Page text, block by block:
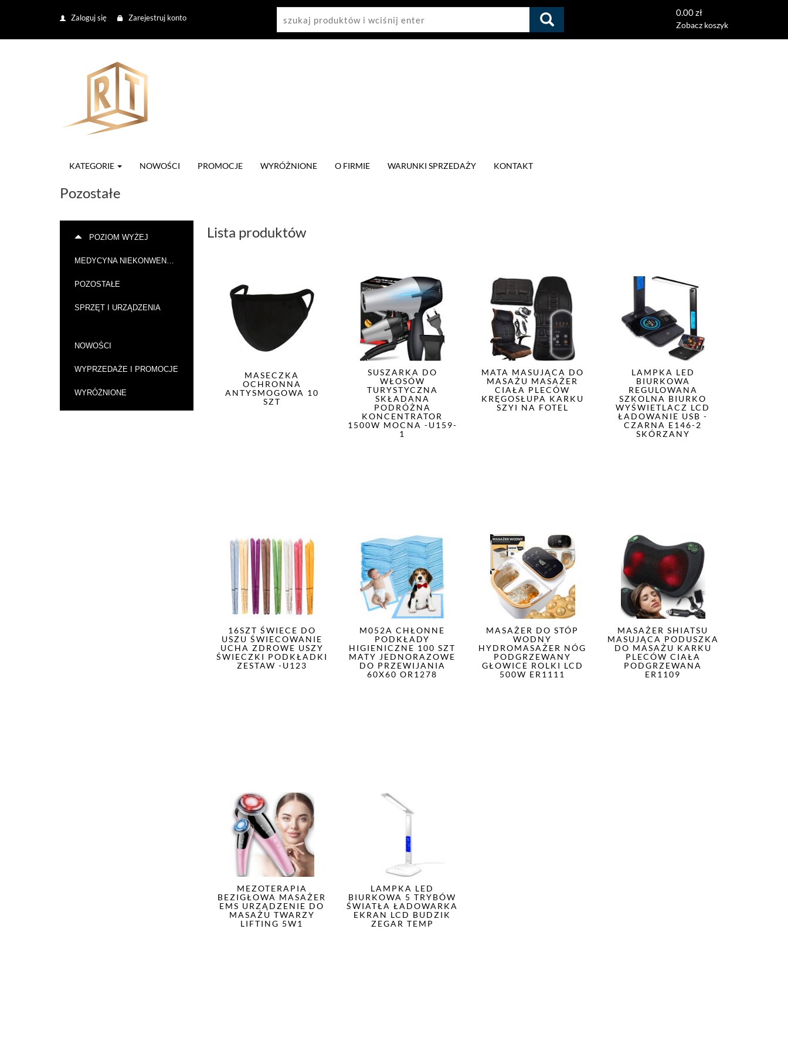
Zaloguj się Zarejestruj konto 0.00 zł
Zobacz koszyk
KATEGORIE NOWOŚCI PROMOCJE WYRÓŻNIONE O FIRMIE WARUNKI SPRZEDAŻY KONTAKT
Pozostałe
POZIOM WYŻEJ
MEDYCYNA NIEKONWENCJONALNA
POZOSTAŁE
SPRZĘT I URZĄDZENIA
NOWOŚCI
WYPRZEDAŻE I PROMOCJE
WYRÓŻNIONE
Lista produktów
MASECZKA
OCHRONNA
ANTYSMOGOWA 10
SZT
SUSZARKA DO
WŁOSÓW
TURYSTYCZNA
SKŁADANA
PODRÓŻNA
KONCENTRATOR
1500W MOCNA -U159-
1
MATA MASUJĄCA DO
MASAŻU MASAŻER
CIAŁA PLECÓW
KRĘGOSŁUPA KARKU
SZYI NA FOTEL
LAMPKA LED
BIURKOWA
REGULOWANA
SZKOLNA BIURKO
WYŚWIETLACZ LCD
ŁADOWANIE USB -
CZARNA E146-2
SKÓRZANY
16SZT ŚWIECE DO
USZU ŚWIECOWANIE
UCHA ZDROWE USZY
ŚWIECZKI PODKŁADKI
ZESTAW -U123
M052A CHŁONNE
PODKŁADY
HIGIENICZNE 100 SZT
MATY JEDNORAZOWE
DO PRZEWIJANIA
60X60 OR1278
MASAŻER DO STÓP
WODNY
HYDROMASAŻER NÓG
PODGRZEWANY
GŁOWICE ROLKI LCD
500W ER1111
MASAŻER SHIATSU
MASUJĄCA PODUSZKA
DO MASAŻU KARKU
PLECÓW CIAŁA
PODGRZEWANA
ER1109
MEZOTERAPIA
BEZIGŁOWA MASAŻER
EMS URZĄDZENIE DO
MASAŻU TWARZY
LIFTING 5W1
LAMPKA LED
BIURKOWA 5 TRYBÓW
ŚWIATŁA ŁADOWARKA
EKRAN LCD BUDZIK
ZEGAR TEMP